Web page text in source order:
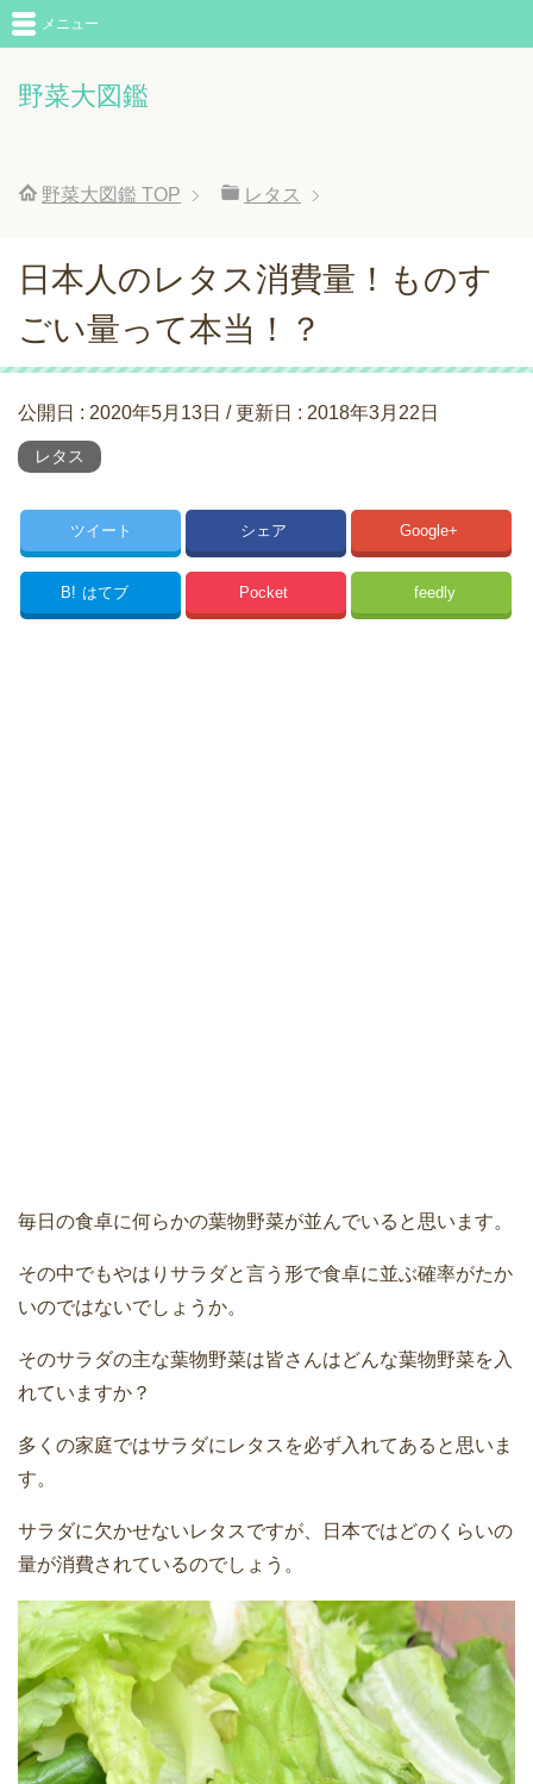
野菜大図鑑
メニュー
野菜大図鑑 TOP レタス
日本人のレタス消費量！ものす
ごい量って本当！？
公開日 : 2020年5月13日 / 更新日 : 2018年3月22日
レタス
ツイート シェア Google+
B! はてブ Pocket feedly
毎日の食卓に何らかの葉物野菜が並んでいると思います。
その中でもやはりサラダと言う形で食卓に並ぶ確率がたか
いのではないでしょうか。
そのサラダの主な葉物野菜は皆さんはどんな葉物野菜を入
れていますか？
多くの家庭ではサラダにレタスを必ず入れてあると思いま
す。
サラダに欠かせないレタスですが、日本ではどのくらいの
量が消費されているのでしょう。